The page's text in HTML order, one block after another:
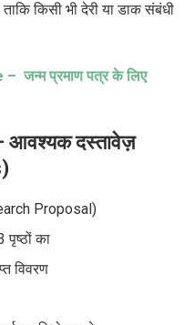
किसी भी देरी या डाक संबंधी
– जन्म प्रमाण पत्र के लिए
आवश्यक दस्तावेज़
Proposal)
का
विवरण